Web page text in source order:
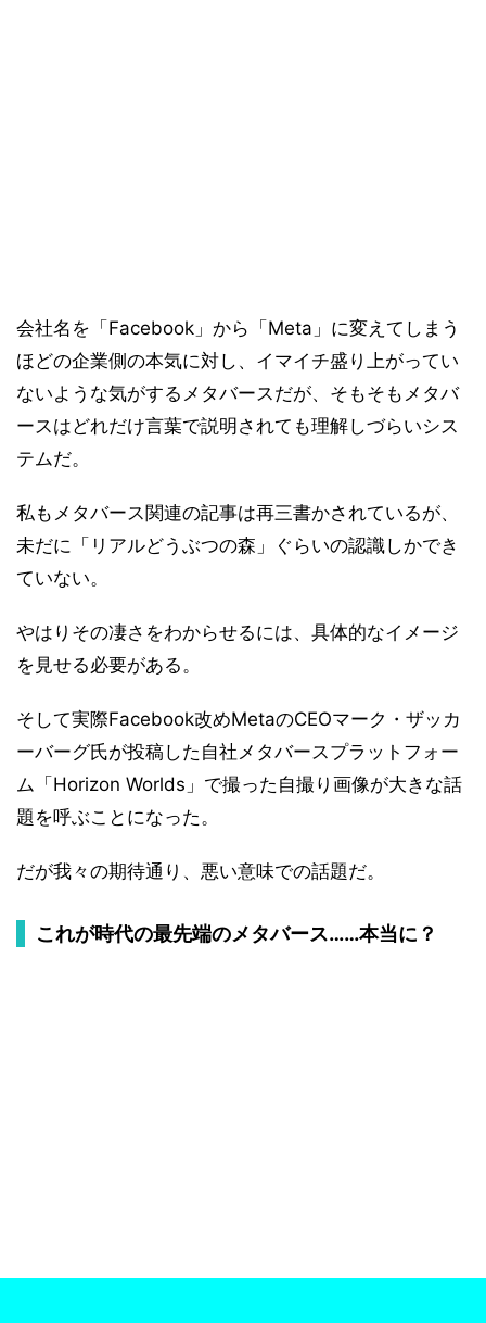
会社名を「Facebook」から「Meta」に変えてしまう
ほどの企業側の本気に対し、イマイチ盛り上がってい
ないような気がするメタバースだが、そもそもメタバ
ースはどれだけ言葉で説明されても理解しづらいシス
テムだ。
私もメタバース関連の記事は再三書かされているが、
未だに「リアルどうぶつの森」ぐらいの認識しかでき
ていない。
やはりその凄さをわからせるには、具体的なイメージ
を見せる必要がある。
そして実際Facebook改めMetaのCEOマーク・ザッカ
ーバーグ氏が投稿した自社メタバースプラットフォー
ム「Horizon Worlds」で撮った自撮り画像が大きな話
題を呼ぶことになった。
だが我々の期待通り、悪い意味での話題だ。
これが時代の最先端のメタバース……本当に？